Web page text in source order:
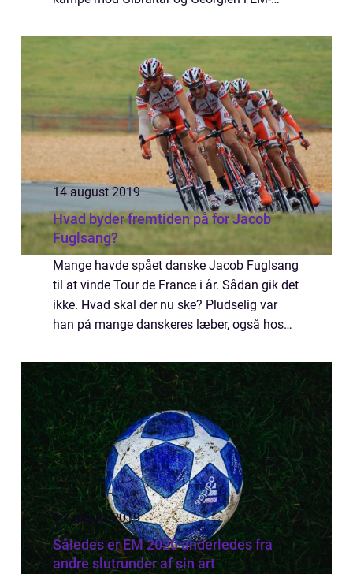
helt pr&a...
14 august 2019
Hvad byder fremtiden på for Jacob
Fuglsang?
Mange havde spået danske Jacob Fuglsang
til at vinde Tour de France i år. Sådan gik det
ikke. Hvad skal der nu ske? Pludselig var
han på mange danskeres læber, også hos
cykelspor...
14 august 2019
Således er EM 2020 anderledes fra
andre slutrunder af sin art